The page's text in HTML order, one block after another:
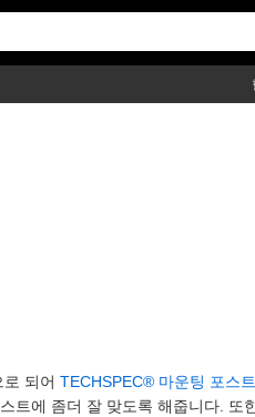
되어 TECHSPEC® 마운팅 포스트
트에 좀더 잘 맞도록 해줍니다. 또